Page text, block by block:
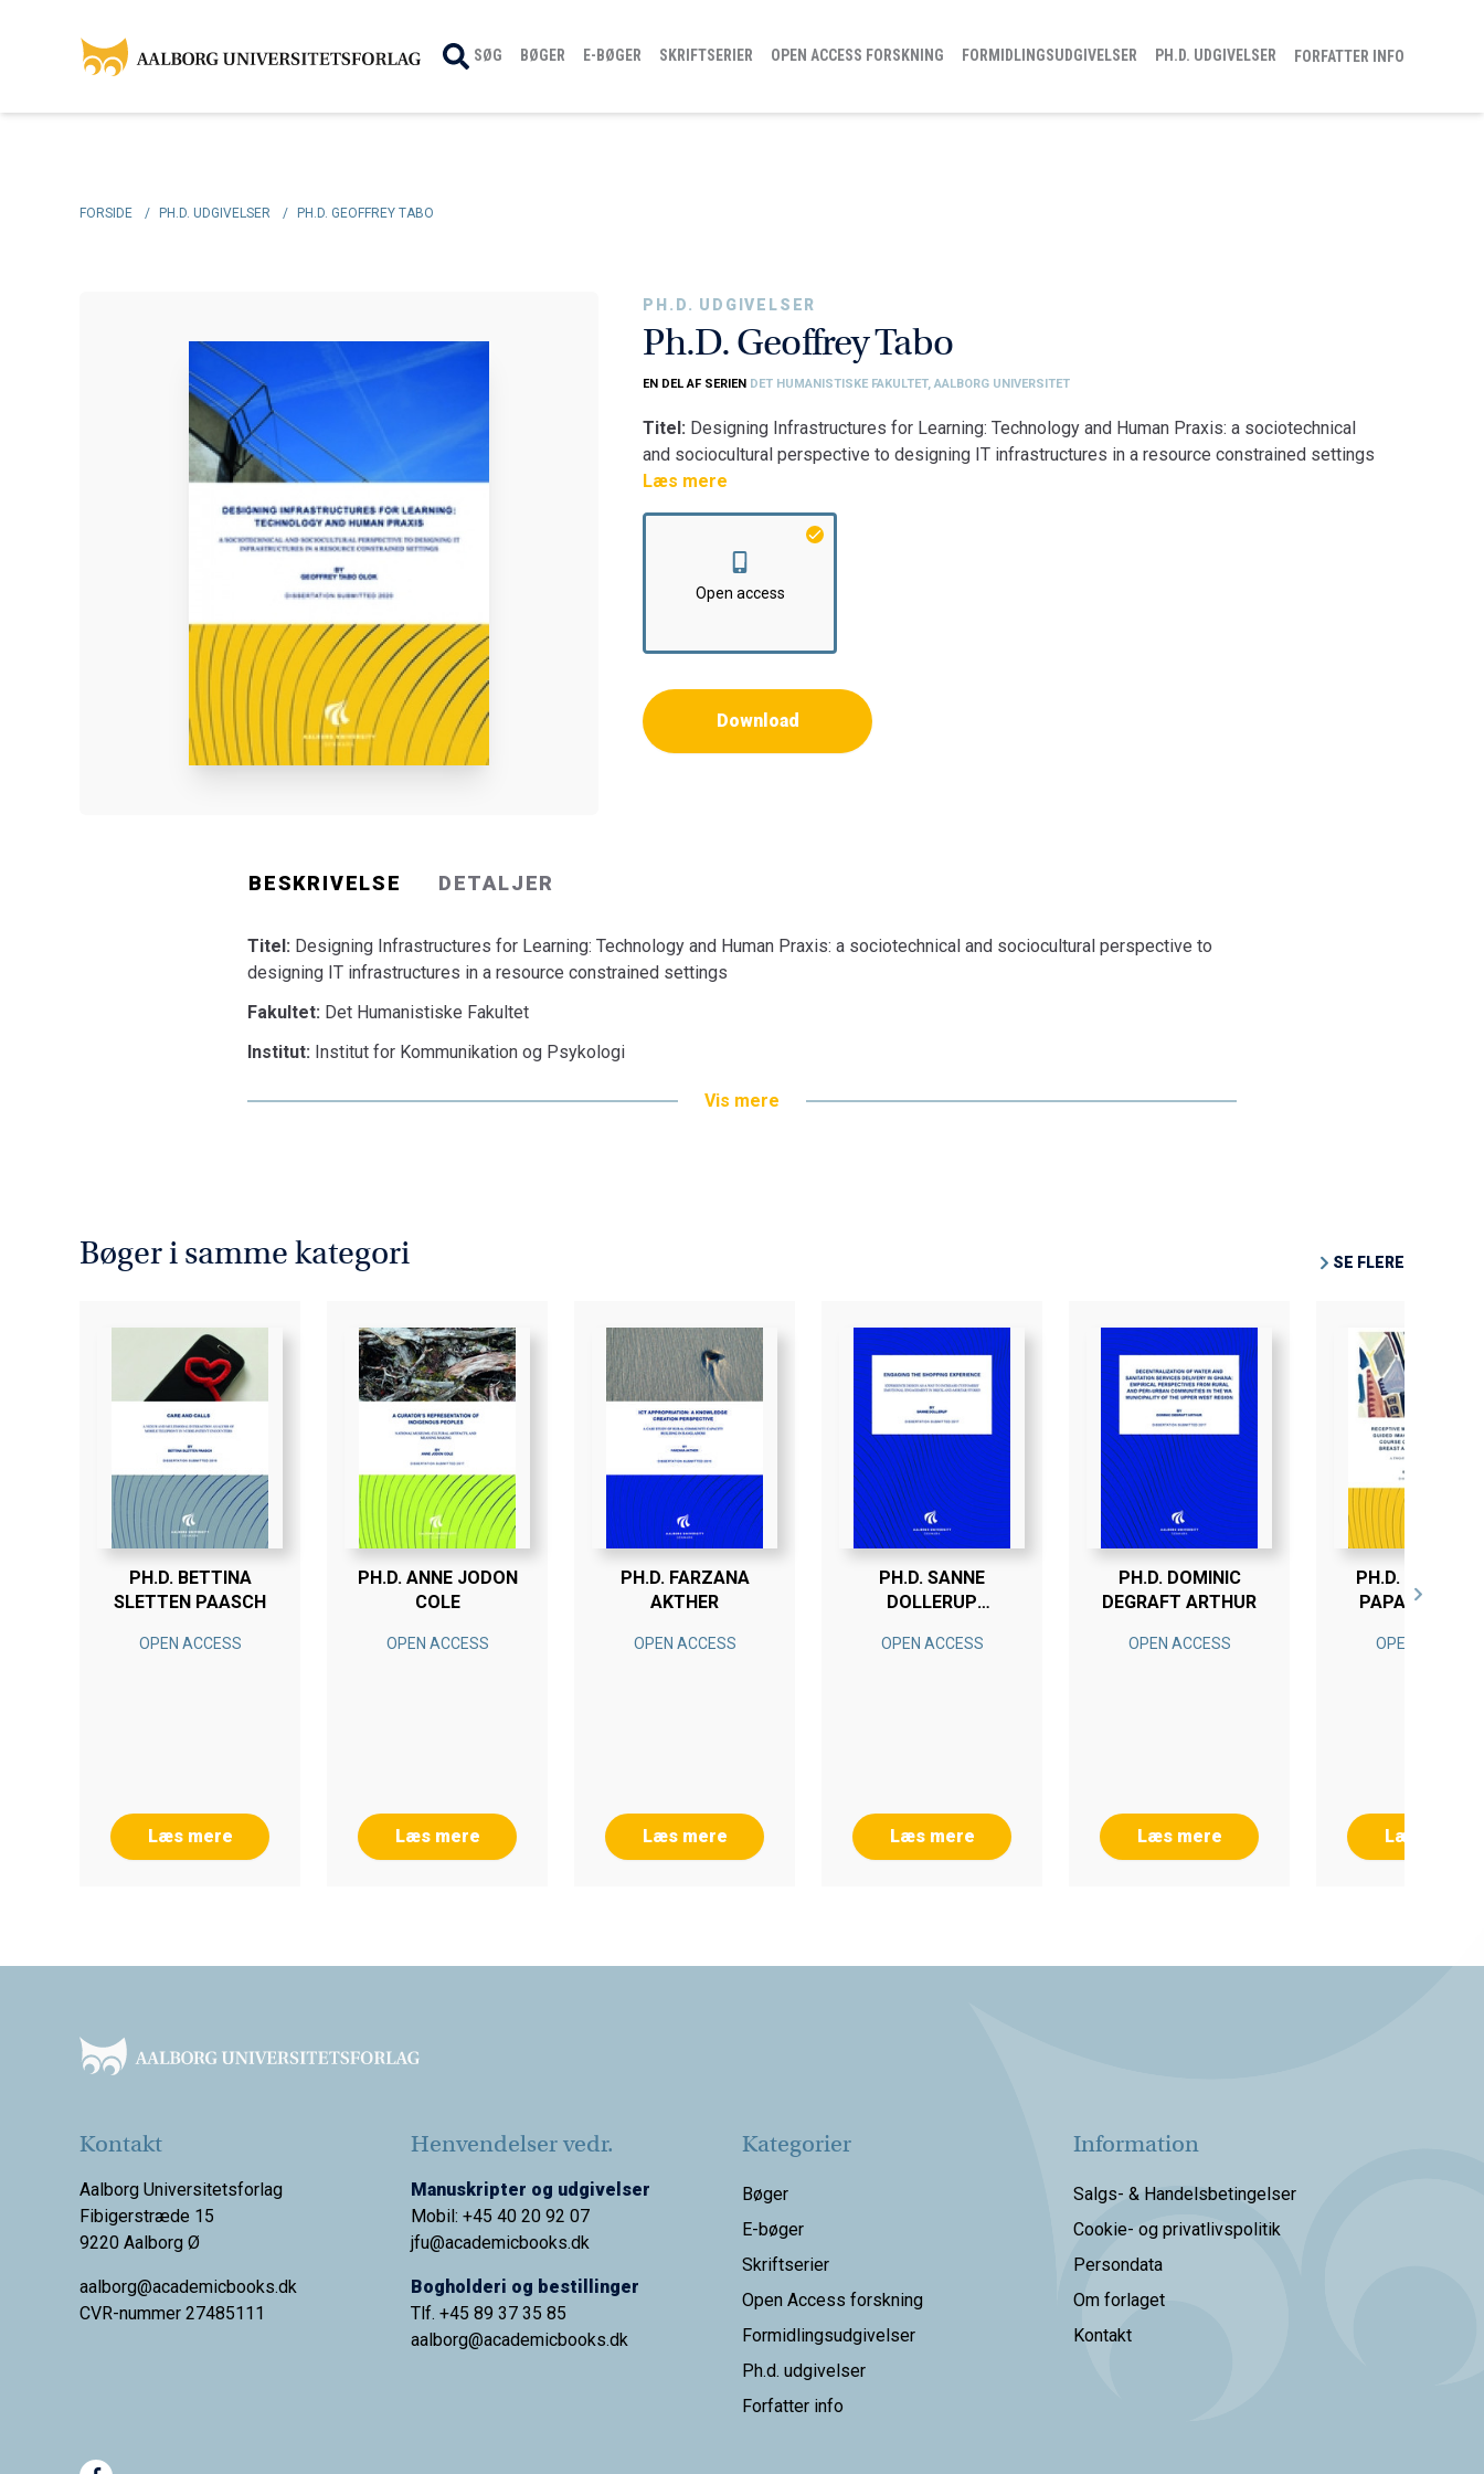
SØG BØGER E-BØGER SKRIFTSERIER OPEN ACCESS FORSKNING FORMIDLINGSUDGIVELSER PH.D. UDGIVELSER FORFATTER INFO
FORSIDE / PH.D. UDGIVELSER / PH.D. GEOFFREY TABO
PH.D. UDGIVELSER
Ph.D. Geoffrey Tabo
EN DEL AF SERIEN DET HUMANISTISKE FAKULTET, AALBORG UNIVERSITET
Titel: Designing Infrastructures for Learning: Technology and Human Praxis: a sociotechnical
and sociocultural perspective to designing IT infrastructures in a resource constrained settings
Fakultet:Det Humanistiske Fakultet
Institut:Institut for Kommunikation og Psykologi
Læs mere
Open access
Download
BESKRIVELSE DETALJER
Titel: Designing Infrastructures for Learning: Technology and Human Praxis: a sociotechnical and sociocultural perspective to
designing IT infrastructures in a resource constrained settings
Fakultet: Det Humanistiske Fakultet
Institut: Institut for Kommunikation og Psykologi
Vis mere
Bøger i samme kategori SE FLERE
PH.D. BETTINA
SLETTEN PAASCH
OPEN ACCESS
Læs mere
PH.D. ANNE JODON
COLE
OPEN ACCESS
Læs mere
PH.D. FARZANA
AKTHER
OPEN ACCESS
Læs mere
PH.D. SANNE
DOLLERUP
OPEN ACCESS
Læs mere
PH.D. DOMINIC
DEGRAFT ARTHUR
OPEN ACCESS
Læs mere
PH.D.
OPEN ACCESS
Læs mere
Kontakt
Aalborg Universitetsforlag
Fibigerstræde 15
9220 Aalborg Ø
aalborg@academicbooks.dk
CVR-nummer 27485111
Henvendelser vedr.
Manuskripter og udgivelser
Mobil: +45 40 20 92 07
jfu@academicbooks.dk
Bogholderi og bestillinger
Tlf. +45 89 37 35 85
aalborg@academicbooks.dk
Kategorier
Bøger
E-bøger
Skriftserier
Open Access forskning
Formidlingsudgivelser
Ph.d. udgivelser
Forfatter info
Information
Salgs- & Handelsbetingelser
Cookie- og privatlivspolitik
Persondata
Om forlaget
Kontakt